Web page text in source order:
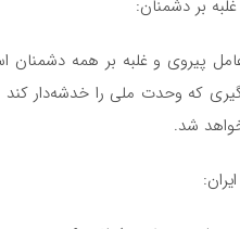
پیروی و غلبه بر همه دشمنان
که وحدت ملی را خدشه‌دار کند
شد.